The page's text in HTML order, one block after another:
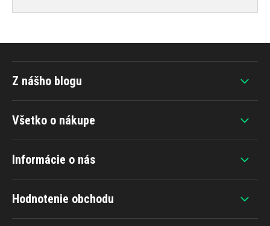
Všetko o nákupe
Informácie o nás
Hodnotenie obchodu
Z nášho blogu